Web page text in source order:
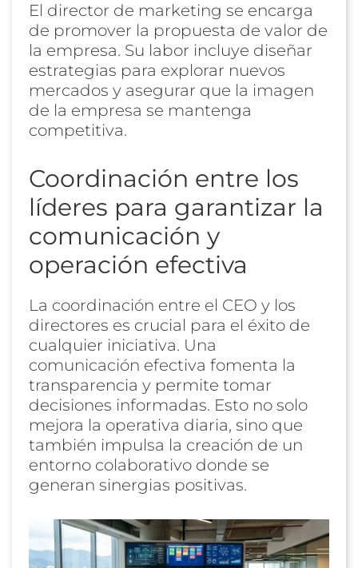
El director de marketing se encarga
de promover la propuesta de valor de
la empresa. Su labor incluye diseñar
estrategias para explorar nuevos
mercados y asegurar que la imagen
de la empresa se mantenga
competitiva.
Coordinación entre los
líderes para garantizar la
comunicación y
operación efectiva
La coordinación entre el CEO y los
directores es crucial para el éxito de
cualquier iniciativa. Una
comunicación efectiva fomenta la
transparencia y permite tomar
decisiones informadas. Esto no solo
mejora la operativa diaria, sino que
también impulsa la creación de un
entorno colaborativo donde se
generan sinergias positivas.